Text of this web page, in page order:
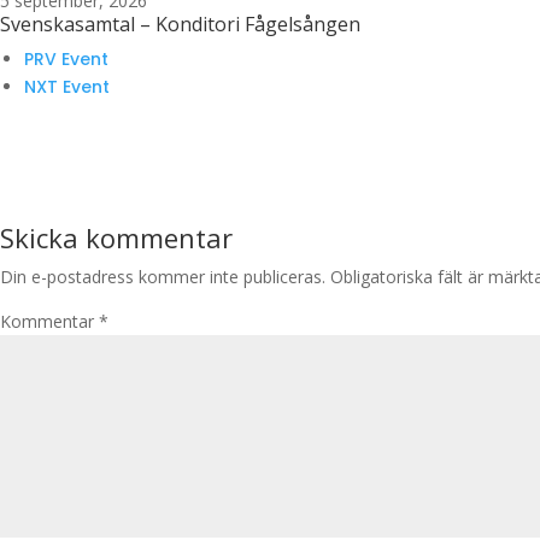
Svenskasamtal – Konditori Fågelsången
PRV Event
NXT Event
Skicka kommentar
Din e-postadress kommer inte publiceras. Obligatoriska fält är
Kommentar *